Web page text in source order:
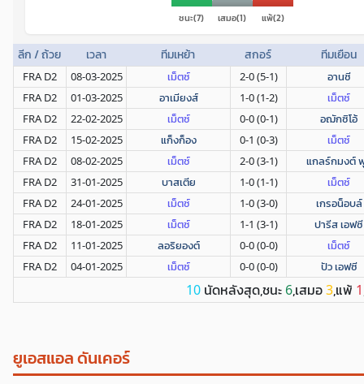
ชนะ(7) เสมอ(1) แพ้(2)
ลีก / ถ้วย เวลา ทีมเหย้า สกอร์ ทีมเยือน
FRA D2 08-03-2025 เม็ตซ์ 2-0 (5-1) อานซี
FRA D2 01-03-2025 อาเมียงส์ 1-0 (1-2) เม็ตซ์
FRA D2 22-02-2025 เม็ตซ์ 0-0 (0-1) อฌักซิโอ้
FRA D2 15-02-2025 แก็งก็อง 0-1 (0-3) เม็ตซ์
FRA D2 08-02-2025 เม็ตซ์ 2-0 (3-1) แกลร์กมงต์
FRA D2 31-01-2025 บาสเตีย 1-0 (1-1) เม็ตซ์
FRA D2 24-01-2025 เม็ตซ์ 1-0 (3-0) เกรอน็อบล์
FRA D2 18-01-2025 เม็ตซ์ 1-1 (3-1) ปารีส เอฟซี
FRA D2 11-01-2025 ลอริยองต์ 0-0 (0-0) เม็ตซ์
FRA D2 04-01-2025 เม็ตซ์ 0-0 (0-0) ปัว เอฟซี
10 นัดหลังสุด,ชนะ 6,เสมอ3,แพ้ 1
ยูเอสแอล ดันเคอร์